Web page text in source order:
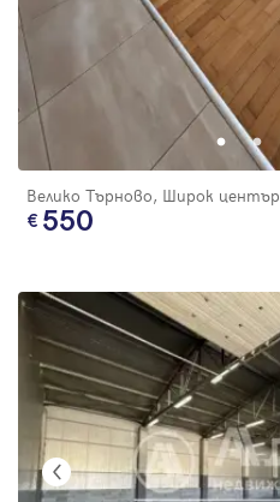
Велико Търново, Широк център
550